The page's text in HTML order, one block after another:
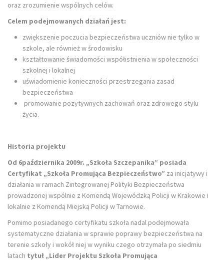
oraz zrozumienie wspólnych celów.
Celem podejmowanych działań jest:
zwiększenie poczucia bezpieczeństwa uczniów nie tylko w
szkole, ale również w środowisku
kształtowanie świadomości współistnienia w społeczności
szkolnej i lokalnej
uświadomienie konieczności przestrzegania zasad
bezpieczeństwa
promowanie pozytywnych zachowań oraz zdrowego stylu
życia.
Historia projektu
Od 6października 2009r. „Szkoła Szczepanika” posiada
Certyfikat „Szkoła Promująca Bezpieczeństwo” za inicjatywy i
działania w ramach Zintegrowanej Polityki Bezpieczeństwa
prowadzonej wspólnie z Komendą Wojewódzką Policji w Krakowie i
lokalnie z Komendą Miejską Policji w Tarnowie.
Pomimo posiadanego certyfikatu szkoła nadal podejmowała
systematyczne działania w sprawie poprawy bezpieczeństwa na
terenie szkoły i wokół niej w wyniku czego otrzymała po siedmiu
latach tytuł „Lider Projektu Szkoła Promująca